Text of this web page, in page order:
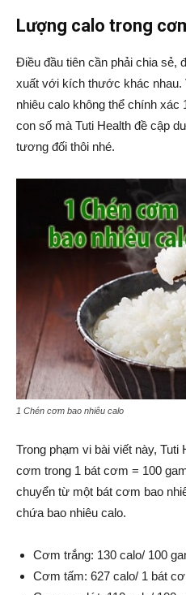
Lượng calo trong
Điều đầu tiên cần phải chia sẻ,
xuất với kích thước khác nhau.
nhiêu calo không thể chính
con số mà Tuti Health đề cập
tương đối thôi nhé.
1 Chén cơm bao nhiêu calo
Trong phạm vi bài viết này,
cơm trong 1 bát cơm = 100
chuyển từ một bát cơm bao
chứa bao nhiêu calo.
Cơm trắng: 130 calo/ 100
Cơm tấm: 627 calo/ 1 bát